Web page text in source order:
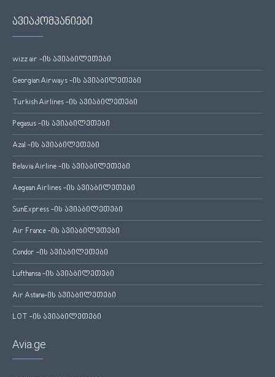
ავიაკომპანიები
wizz air -ის ავიაბილეთები
Georgian Airways -ის ავიაბილეთები
Turkish Airlines -ის ავიაბილეთები
Pegasus -ის ავიაბილეთები
Azal -ის ავიაბილეთები
Belavia Airline -ის ავიაბილეთები
Aegean Airlines -ის ავიაბილეთები
SunExpress -ის ავიაბილეთები
Air France -ის ავიაბილეთები
Condor -ის ავიაბილეთები
Lufthansa -ის ავიაბილეთები
Air Astana-ის ავიაბილეთები
LOT -ის ავიაბილეთები
Avia.ge